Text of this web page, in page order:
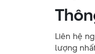
Liên hệ
lượng